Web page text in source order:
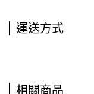
運送方式
相關商品